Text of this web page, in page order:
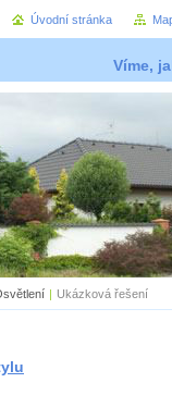
Víme,
| Ukázková řešení
Úvodní stránka